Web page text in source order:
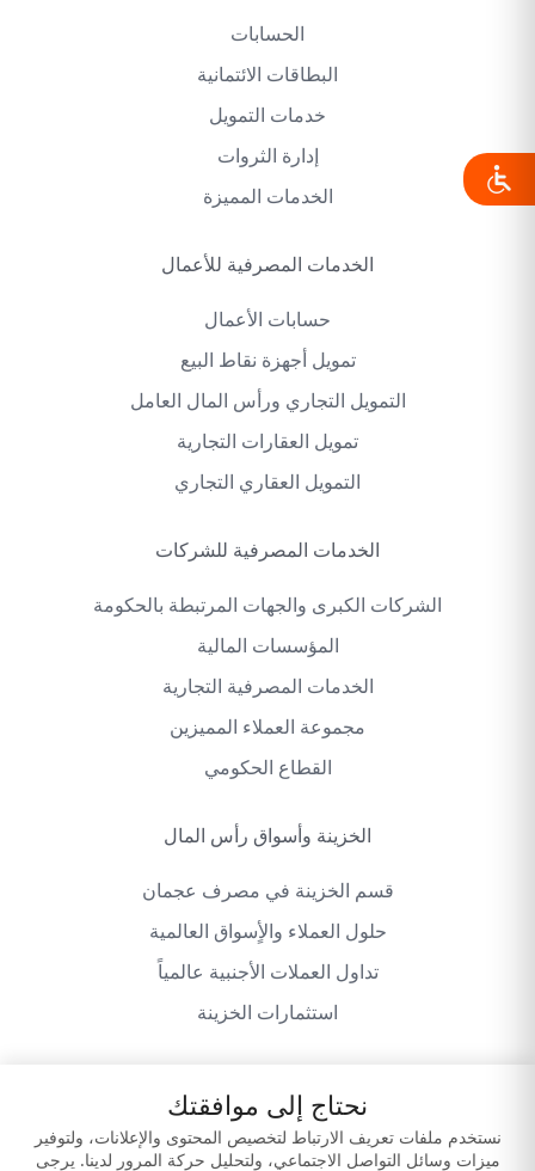
الحسابات
البطاقات الائتمانية
خدمات التمويل
إدارة الثروات
الخدمات المميزة
الخدمات المصرفية للأعمال
حسابات الأعمال
تمويل أجهزة نقاط البيع
التمويل التجاري ورأس المال العامل
تمويل العقارات التجارية
التمويل العقاري التجاري
الخدمات المصرفية للشركات
الشركات الكبرى والجهات المرتبطة بالحكومة
المؤسسات المالية
الخدمات المصرفية التجارية
مجموعة العملاء المميزين
القطاع الحكومي
الخزينة وأسواق رأس المال
قسم الخزينة في مصرف عجمان
حلول العملاء والأٍسواق العالمية
تداول العملات الأجنبية عالمياً
استثمارات الخزينة
سياسة الخصوصية
شروط وأحكام الموقع
إخلاء المسؤولية
نحتاج إلى موافقتك
نستخدم ملفات تعريف الارتباط لتخصيص المحتوى والإعلانات، ولتوفير
ميزات وسائل التواصل الاجتماعي، ولتحليل حركة المرور لدينا. يرجى